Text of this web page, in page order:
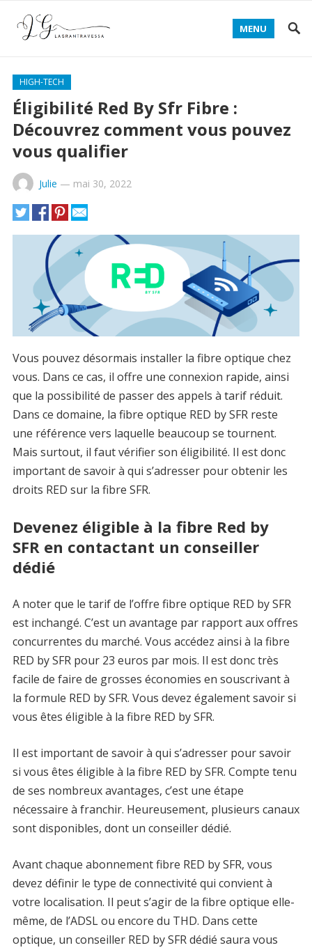
MENU
HIGH-TECH
Éligibilité Red By Sfr Fibre :
Découvrez comment vous pouvez
vous qualifier
Julie — mai 30, 2022
Vous pouvez désormais installer la fibre optique chez
vous. Dans ce cas, il offre une connexion rapide, ainsi
que la possibilité de passer des appels à tarif réduit.
Dans ce domaine, la fibre optique RED by SFR reste
une référence vers laquelle beaucoup se tournent.
Mais surtout, il faut vérifier son éligibilité. Il est donc
important de savoir à qui s’adresser pour obtenir les
droits RED sur la fibre SFR.
Devenez éligible à la fibre Red by
SFR en contactant un conseiller
dédié
A noter que le tarif de l’offre fibre optique RED by SFR
est inchangé. C’est un avantage par rapport aux offres
concurrentes du marché. Vous accédez ainsi à la fibre
RED by SFR pour 23 euros par mois. Il est donc très
facile de faire de grosses économies en souscrivant à
la formule RED by SFR. Vous devez également savoir si
vous êtes éligible à la fibre RED by SFR.
Il est important de savoir à qui s’adresser pour savoir
si vous êtes éligible à la fibre RED by SFR. Compte tenu
de ses nombreux avantages, c’est une étape
nécessaire à franchir. Heureusement, plusieurs canaux
sont disponibles, dont un conseiller dédié.
Avant chaque abonnement fibre RED by SFR, vous
devez définir le type de connectivité qui convient à
votre localisation. Il peut s’agir de la fibre optique elle-
même, de l’ADSL ou encore du THD. Dans cette
optique, un conseiller RED by SFR dédié saura vous